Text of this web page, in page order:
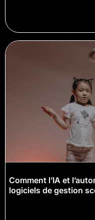
Comment l’IA et
logiciels de gestion